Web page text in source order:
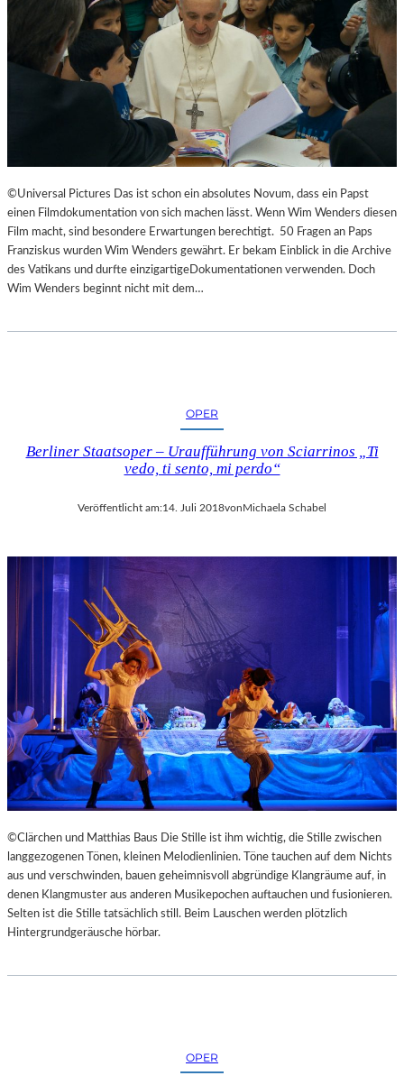
©Universal Pictures Das ist schon ein absolutes Novum, dass ein Papst
einen Filmdokumentation von sich machen lässt. Wenn Wim Wenders diesen
Film macht, sind besondere Erwartungen berechtigt. 50 Fragen an Paps
Franziskus wurden Wim Wenders gewährt. Er bekam Einblick in die Archive
des Vatikans und durfte einzigartigeDokumentationen verwenden. Doch
Wim Wenders beginnt nicht mit dem…
OPER
Berliner Staatsoper – Uraufführung von Sciarrinos „Ti
vedo, ti sento, mi perdo“
Veröffentlicht am:14. Juli 2018vonMichaela Schabel
©Clärchen und Matthias Baus Die Stille ist ihm wichtig, die Stille zwischen
langgezogenen Tönen, kleinen Melodienlinien. Töne tauchen auf dem Nichts
aus und verschwinden, bauen geheimnisvoll abgründige Klangräume auf, in
denen Klangmuster aus anderen Musikepochen auftauchen und fusionieren.
Selten ist die Stille tatsächlich still. Beim Lauschen werden plötzlich
Hintergrundgeräusche hörbar.
OPER